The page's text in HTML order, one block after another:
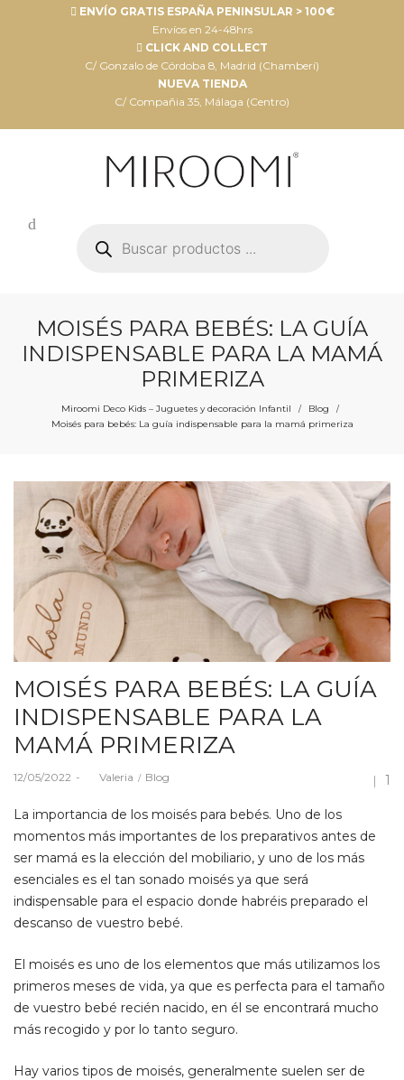
ENVÍO GRATIS ESPAÑA PENINSULAR > 100€
Envíos en 24-48hrs
CLICK AND COLLECT
C/ Gonzalo de Córdoba 8, Madrid (Chamberí)
NUEVA TIENDA
C/ Compañia 35, Málaga (Centro)
productos
MOISÉS PARA BEBÉS: LA GUÍA
INDISPENSABLE PARA LA MAMÁ
PRIMERIZA
Miroomi Deco Kids – Juguetes y decoración Infantil / Blog /
Moisés para bebés: La guía indispensable para la mamá primeriza
MOISÉS PARA BEBÉS: LA GUÍA
INDISPENSABLE PARA LA
MAMÁ PRIMERIZA
Posted
12/05/2022 byValeria
Posted
Blog 1
La importancia de los moisés para bebés. Uno de los
momentos más importantes de los preparativos antes de
ser mamá es la elección del mobiliario, y uno de los más
esenciales es el tan sonado moisés ya que será
indispensable para el espacio donde habréis preparado el
descanso de vuestro bebé.
El moisés es uno de los elementos que más utilizamos los
primeros meses de vida, ya que es perfecta para el tamaño
de vuestro bebé recién nacido, en él se encontrará mucho
más recogido y por lo tanto seguro.
Hay varios tipos de moisés, generalmente suelen ser de